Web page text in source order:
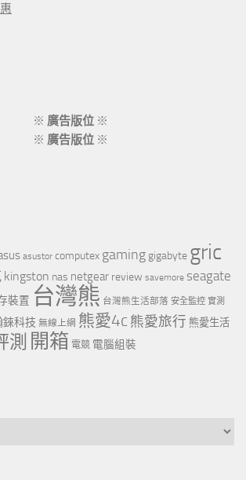
※ 廣告版位 ※
※ 廣告版位 ※
asustor computex gaming gigabyte gric
kingston nas netgear review savemore seagate
裝置 台灣熊 台灣熊生活部落 安全監控 實測
錸科技 無線上網 熊愛4c熊愛旅行 熊愛生活
測 開箱 電競 電腦組裝